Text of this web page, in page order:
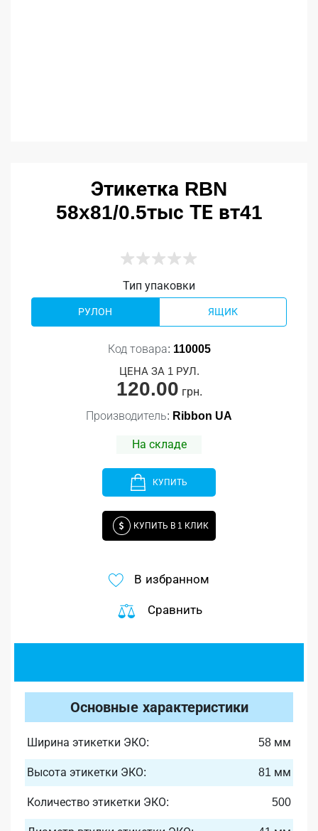
Этикетка RBN
58x81/0.5тыс ТЕ вт41
Тип упаковки
РУЛОН ЯЩИК
Код товара: 110005
ЦЕНА ЗА 1 РУЛ.
120.00 грн.
Производитель: Ribbon UA
На складе
КУПИТЬ
КУПИТЬ В 1 КЛИК
В избранном
Сравнить
Основные характеристики
Ширина этикетки ЭКО: 58 мм
Высота этикетки ЭКО: 81 мм
Количество этикетки ЭКО: 500